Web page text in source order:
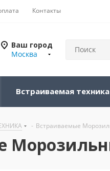
Контакты
Ваш город
Москва
Встраиваемая техника
- Встраиваемые